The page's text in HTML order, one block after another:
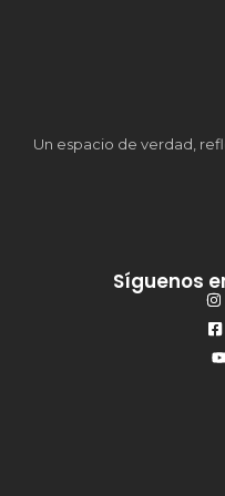
Un espacio de verdad,
Síguenos